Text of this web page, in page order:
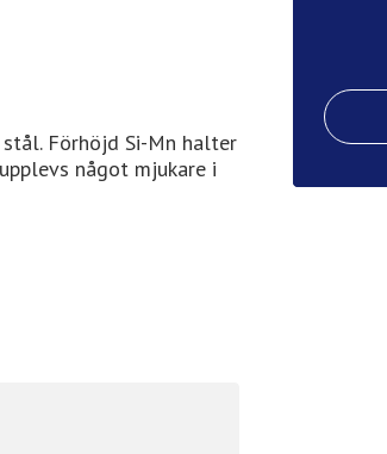
Förhöjd Si-Mn halter
något mjukare i